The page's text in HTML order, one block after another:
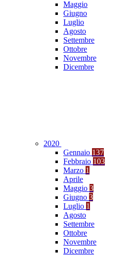
Maggio
Giugno
Luglio
Agosto
Settembre
Ottobre
Novembre
Dicembre
2020
Gennaio 137
Febbraio 103
Marzo 1
Aprile
Maggio 3
Giugno 3
Luglio 1
Agosto
Settembre
Ottobre
Novembre
Dicembre